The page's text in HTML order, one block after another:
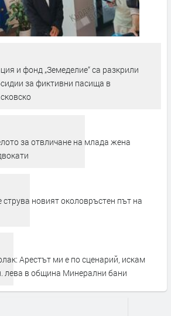
и фонд „Земеделие“ са разкрили
за фиктивни пасища в
за отвличане на млада жена
новият околовръстен път на
Арестът ми е по сценарий, искам
лева в община Минерални бани